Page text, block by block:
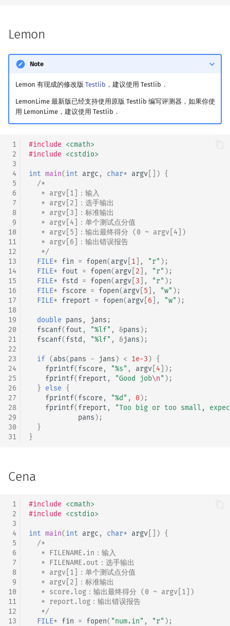
Lemon
Note
Lemon 有现成的修改版 Testlib ，建议使用 Testlib．
LemonLime 最新版已经支持使用原版 Testlib 编写评测器，如果你使
用 LemonLime，建议使用 Testlib．
1
2
3
4
5
6
7
8
9
10
11
12
13
14
15
16
17
18
19
20
21
22
23
24
25
26
27
28
29
30
31
#include <cmath>
#include <cstdio>
int main(int argc , char* argv []) {
/*
   * argv[1]：输入
   * argv[2]：选手输出
   * argv[3]：标准输出
   * argv[4]：单个测试点分值
   * argv[5]：输出最终得分 (0 ~ argv[4])
   * argv[6]：输出错误报告
   */
FILE* fin = fopen(argv 1 ], "r" );
FILE* fout = fopen(argv 2 ], "r" );
FILE* fstd = fopen(argv 3 ], "r" );
FILE* fscore = fopen(argv 5 ], "w" );
FILE* freport = fopen(argv 6 ], "w" );
double pans , jans ;
fscanf(fout , "%lf" , &pans);
fscanf(fstd , "%lf" , &jans);
if (abs(pans - jans) < 1e-3) {
fprintf(fscore , "%s" , argv 4 ]);
fprintf(freport , "Good job\n" );
} else {
fprintf(fscore , "%d" , 0);
fprintf(freport ,
"Too big or too small,
pans);
}
}
Cena
1
2
3
4
5
6
7
8
9
10
11
12
13
#include <cmath>
#include <cstdio>
int main(int argc , char* argv []) {
/*
   * FILENAME.in：输入
   * FILENAME.out：选手输出
   * argv[1]：单个测试点分值
   * argv[2]：标准输出
   * score.log：输出最终得分 (0 ~ argv[1])
   * report.log：输出错误报告
   */
FILE* fin = fopen( "num.in" , "r" );